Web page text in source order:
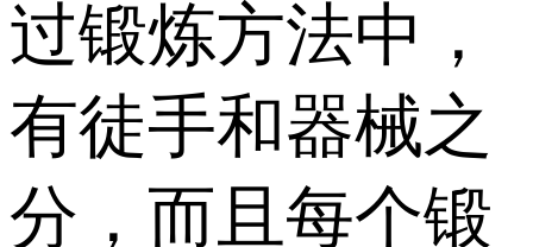
过锻炼方法中，
有徒手和器械之
分，而且每个锻